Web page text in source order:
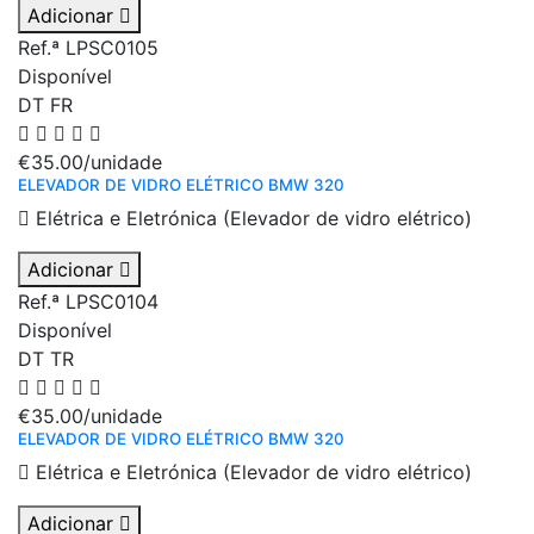
Adicionar
Ref.ª LPSC0105
Disponível
DT FR
€35.00/unidade
ELEVADOR DE VIDRO ELÉTRICO BMW 320
Elétrica e Eletrónica (Elevador de vidro elétrico)
Adicionar
Ref.ª LPSC0104
Disponível
DT TR
€35.00/unidade
ELEVADOR DE VIDRO ELÉTRICO BMW 320
Elétrica e Eletrónica (Elevador de vidro elétrico)
Adicionar